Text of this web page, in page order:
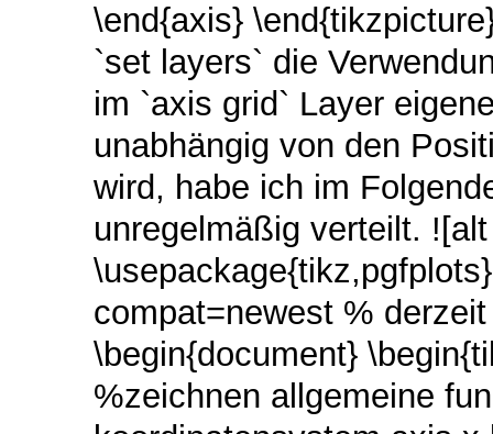
\end{axis}
`set layers` die
im `axis grid` Layer
unabhängig von den
wird, habe ich im
unregelmäßig verteilt.
compat=newest %
\begin{document}
%zeichnen allgemeine